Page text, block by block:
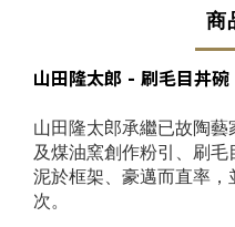
商
山田隆太郎 - 刷毛目丼碗
山田隆太郎承繼已故陶
及煤油窯創作粉引、刷
泥於框架、豪邁而直率
次。